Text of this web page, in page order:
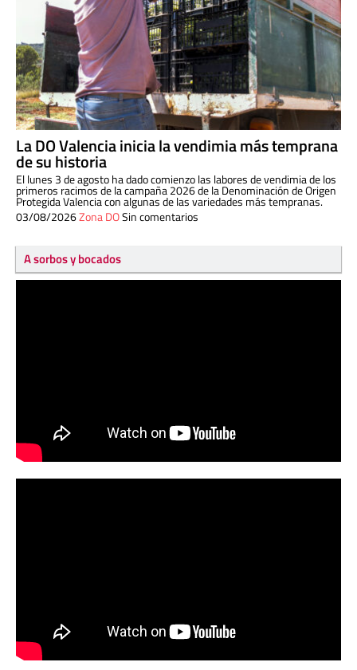
La DO Valencia inicia la vendimia más temprana
de su historia
El lunes 3 de agosto ha dado comienzo las labores de vendimia de los
primeros racimos de la campaña 2026 de la Denominación de Origen
Protegida Valencia con algunas de las variedades más tempranas.
03/08/2026Zona DOSin comentarios
A sorbos y bocados